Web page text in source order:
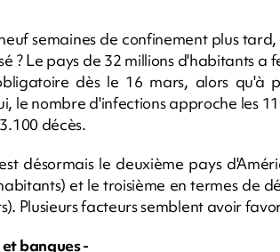
semaines de confinement plus
? Le pays de 32 millions d'habitants
dès le 16 mars, alors qu'à
le nombre d'infections approche les
décès.
désormais le deuxième pays
et le troisième en termes de
Plusieurs facteurs semblent avoir
banques -